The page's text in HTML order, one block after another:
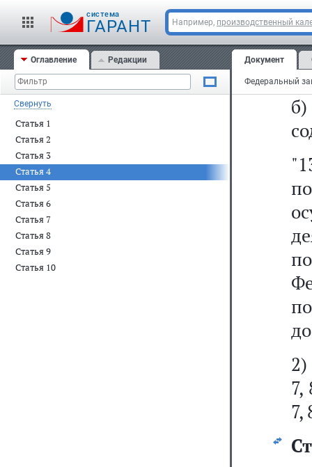
cистема
ГАРАНТ Например, производственный
Оглавление Редакции
Свернуть
Статья 1
Статья 2
Статья 3
Статья 4
Статья 5
Статья 6
Статья 7
Статья 8
Статья 9
Статья 10
Документ
7,
7,